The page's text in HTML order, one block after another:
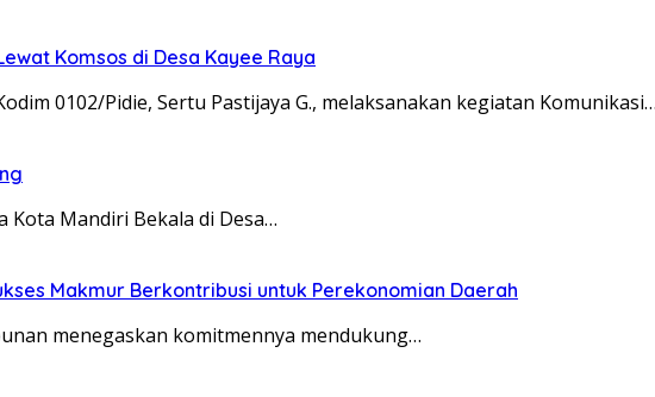
Komsos di Desa Kayee Raya
0102/Pidie, Sertu Pastijaya G., melaksanakan kegiatan Komunikasi…
Kota Mandiri Bekala di Desa…
Makmur Berkontribusi untuk Perekonomian Daerah
menegaskan komitmennya mendukung…